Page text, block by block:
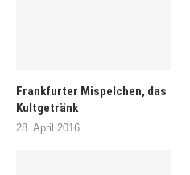
Frankfurter Mispelchen, das
Kultgetränk
28. April 2016